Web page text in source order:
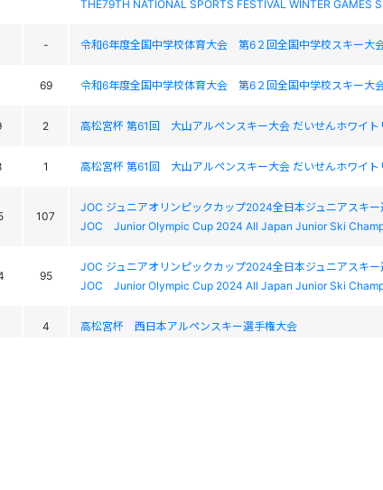
THE79TH NATIONAL SPORTS FESTIVAL WINTER GAMES
- 令和6年度全国中学校体育大会 第6２回全国中学校スキー大
69 令和6年度全国中学校体育大会 第6２回全国中学校スキー大
2 高松宮杯 第61回 大山アルペンスキー大会 だいせんホワイト
1 高松宮杯 第61回 大山アルペンスキー大会 だいせんホワイト
107
JOC ジュニアオリンピックカップ2024全日本ジュニアスキ
JOC Junior Olympic Cup 2024 All Japan Junior Ski
95
JOC ジュニアオリンピックカップ2024全日本ジュニアスキ
JOC Junior Olympic Cup 2024 All Japan Junior Ski
4 高松宮杯 西日本アルペンスキー選手権大会